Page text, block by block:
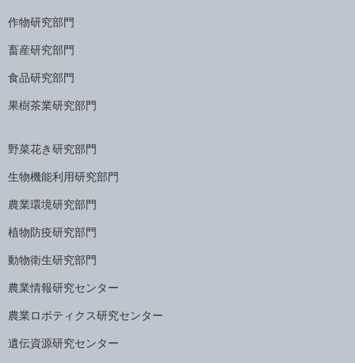
作物研究部門
畜産研究部門
食品研究部門
果樹茶業研究部門
野菜花き研究部門
生物機能利用研究部門
農業環境研究部門
植物防疫研究部門
動物衛生研究部門
農業情報研究センター
農業ロボティクス研究センター
遺伝資源研究センター